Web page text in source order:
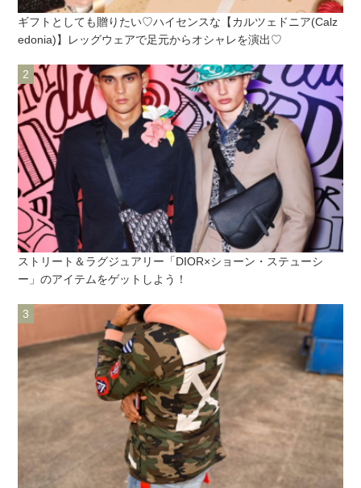
ギフトとしても贈りたい♡ハイセンスな【カルツェドニア(Calz
edonia)】レッグウェアで足元からオシャレを演出♡
ストリート＆ラグジュアリー「DIOR×ショーン・ステューシ
ー」のアイテムをゲットしよう！